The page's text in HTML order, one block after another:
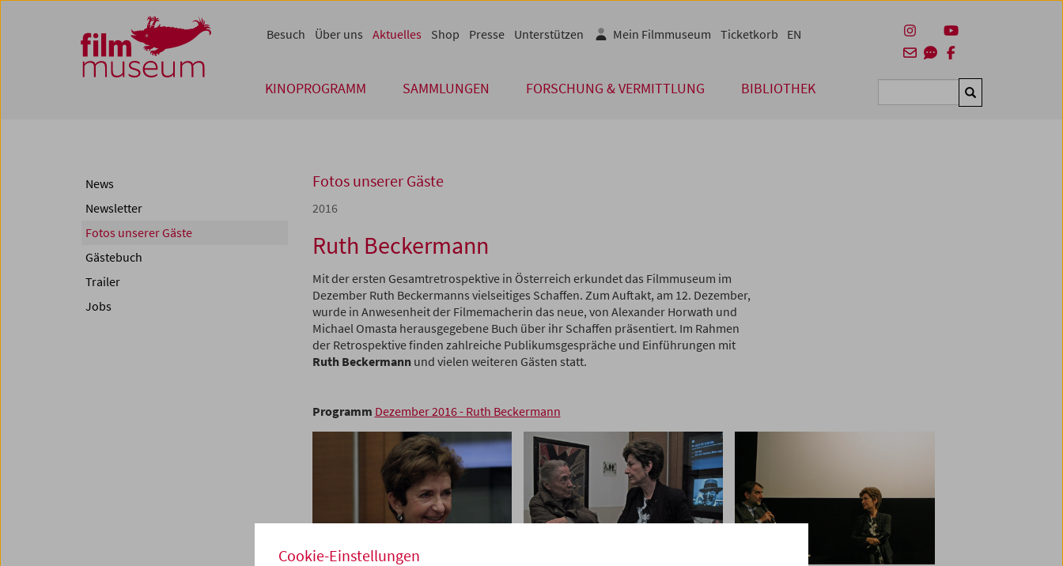
Zum Inhalt
Zum Hauptmenü
Zur Servicenavigation
Zum Suche
KINOPROGRAMM SAMMLUNGEN FORSCHUNG & VERMITTLUNG BIBLIOTHEK Suchen
Besuch Über uns Aktuelles Shop Presse Unterstützen Mein Filmmuseum Ticketkorb EN
Fotos unserer Gäste
2016
Ruth Beckermann
Mit der ersten Gesamtretrospektive in Österreich erkundet das Filmmuseum im
Dezember Ruth Beckermanns vielseitiges Schaffen. Zum Auftakt, am 12. Dezember,
wurde in Anwesenheit der Filmemacherin das neue, von Alexander Horwath und
Michael Omasta herausgegebene Buch über ihr Schaffen präsentiert. Im Rahmen
der Retrospektive finden zahlreiche Publikumsgespräche und Einführungen mit
Ruth Beckermannund vielen weiteren Gästen statt.
Programm Dezember 2016 - Ruth Beckermann
News
Newsletter
Fotos unserer Gäste
Gästebuch
Trailer
Jobs
Cookie-Einstellungen